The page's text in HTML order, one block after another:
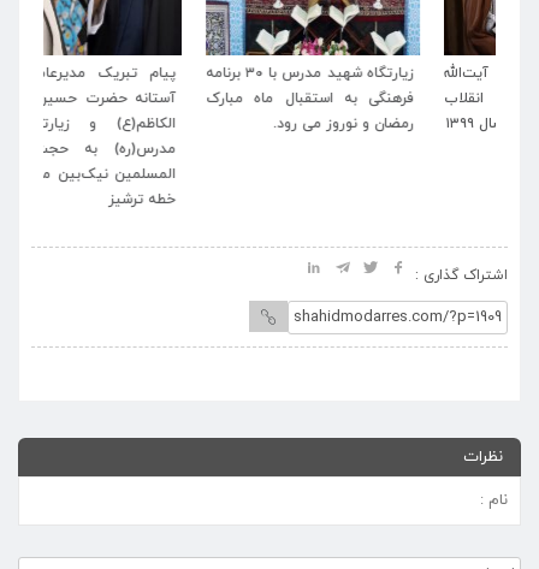
زیارتگاه شهید مدرس با ۳۰ برنامه
فرهنگی به استقبال ماه مبارک
رمضان و نوروز می رود.
پیام تبریک مدیرعامل موسسه
آستانه حضرت حسین بن موسی
الکاظم(ع) و زیارتگاه شهید
مدرس(ره) به حجت‌الاسلام و
المسلمین نیک‌بین منتخب مردم
اشتراک گذاری :
نظرات